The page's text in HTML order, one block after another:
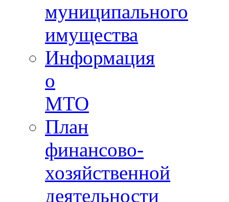
муниципального
имущества
Информация
о
МТО
План
финансово-
хозяйственной
деятельности